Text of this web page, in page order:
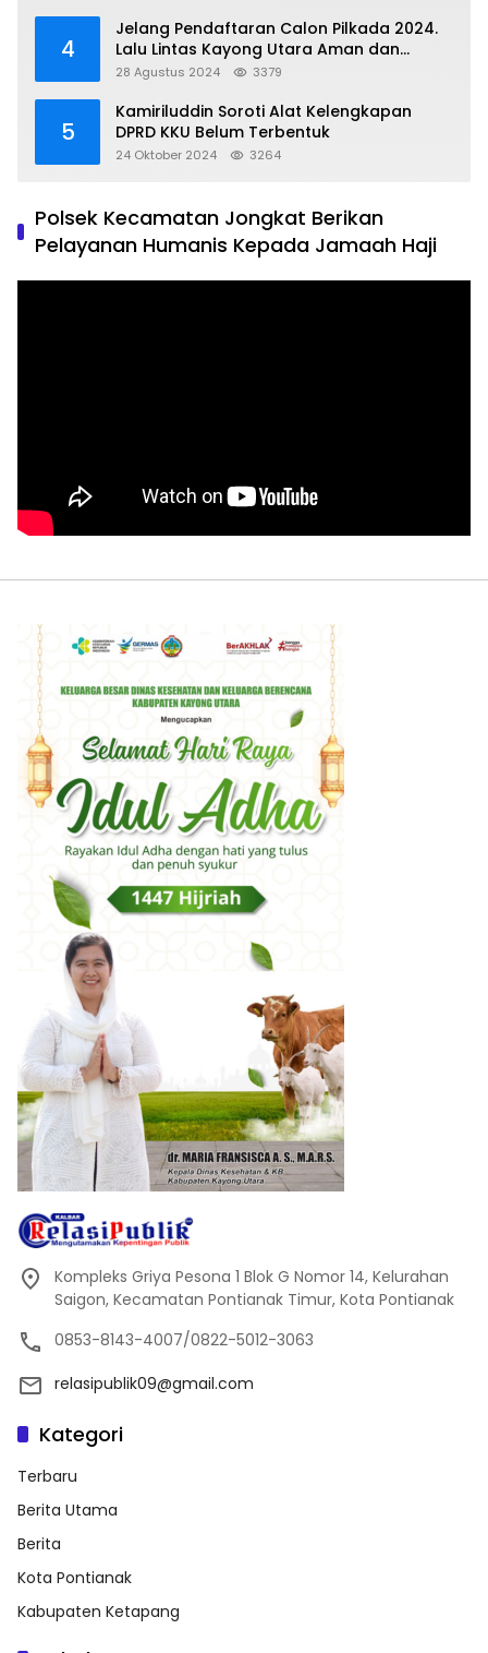
4
Jelang Pendaftaran Calon Pilkada 2024.
Lalu Lintas Kayong Utara Aman dan
Kondusif
28 Agustus 2024 3379
5
Kamiriluddin Soroti Alat Kelengkapan
DPRD KKU Belum Terbentuk
24 Oktober 2024 3264
Polsek Kecamatan Jongkat Berikan
Pelayanan Humanis Kepada Jamaah Haji
Kompleks Griya Pesona 1 Blok G Nomor 14, Kelurahan
Saigon, Kecamatan Pontianak Timur, Kota Pontianak
0853-8143-4007/0822-5012-3063
relasipublik09@gmail.com
Kategori
Terbaru
Berita Utama
Berita
Kota Pontianak
Kabupaten Ketapang